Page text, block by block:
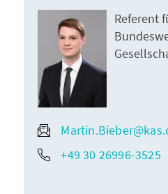
Referent
+49 30 26996-3525